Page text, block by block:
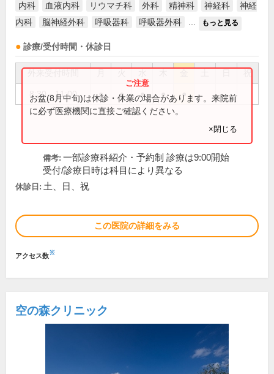
内科 血液内科 リウマチ科 外科 精神科 神経科
神経
内科
脳神経外科 呼吸器科 呼吸器外科 もっと見る
診療/受付時間・休診日
祝
8:30～11:00 ● ● ● ● ●
お盆(8月中旬)は休診・休業の場合があります。来院前
に必ず医療機関に直接ご確認ください。
×閉じる
備考: 一部診療科紹介・予約制 診療は9:00開始
受付/診療日時は科目により異なる
休診日: 土、日、祝
この医院の詳細をみる
アクセス数※
空の森クリニック